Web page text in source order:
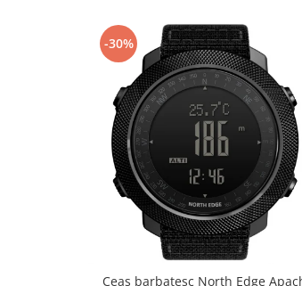
-30%
Ceas barbatesc North Edge